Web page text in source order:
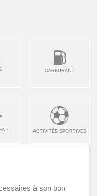
CARBURANT
ACTIVITÉS SPORTIVES
ENFANCE JEUNESSE
à son bon